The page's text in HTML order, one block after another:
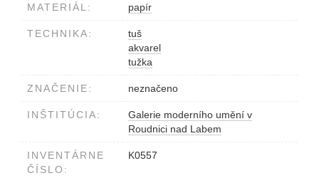
MATERIÁL: papír
TECHNIKA:
tuš
akvarel
tužka
ZNAČENIE: neznačeno
INŠTITÚCIA:
Galerie moderního umění v
Roudnici nad Labem
INVENTÁRNE
ČÍSLO:
K0557